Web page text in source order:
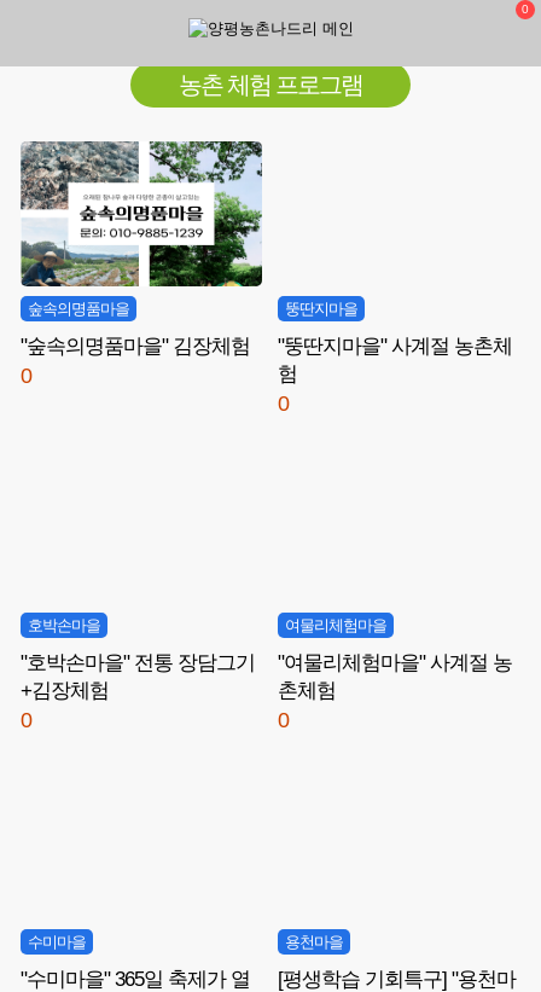
0
농촌 체험 프로그램
숲속의명품마을
"숲속의명품마을" 김장체험
0
뚱딴지마을
"뚱딴지마을" 사계절 농촌체
험
0
호박손마을
"호박손마을" 전통 장담그기
+김장체험
0
여물리체험마을
"여물리체험마을" 사계절 농
촌체험
0
수미마을
"수미마을" 365일 축제가 열
용천마을
[평생학습 기회특구] "용천마